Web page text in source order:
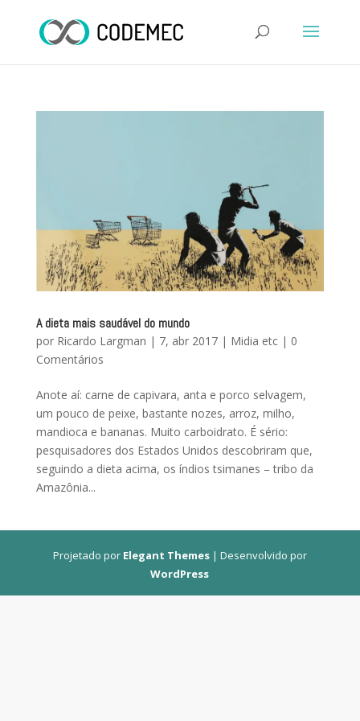
A dieta mais saudável do mundo
por Ricardo Largman | 7, abr 2017| Midia etc| 0
Comentários
Anote aí: carne de capivara, anta e porco selvagem,
um pouco de peixe, bastante nozes, arroz, milho,
mandioca e bananas. Muito carboidrato. É sério:
pesquisadores dos Estados Unidos descobriram que,
seguindo a dieta acima, os índios tsimanes – tribo da
Amazônia...
Projetado por Elegant Themes| Desenvolvido por
WordPress